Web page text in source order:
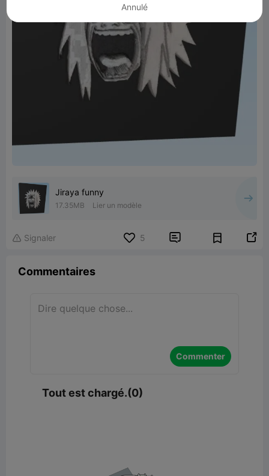
Jiraya funny
17.35MB Lier un modèle
 Signaler 5  
Commentaires
Commenter
Tout est chargé.(0)
Annulé